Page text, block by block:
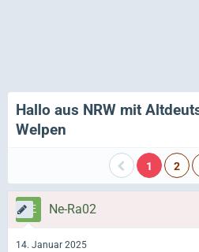
Hallo aus NRW mit
Welpen
1 2
Ne-Ra02
14. Januar 2025